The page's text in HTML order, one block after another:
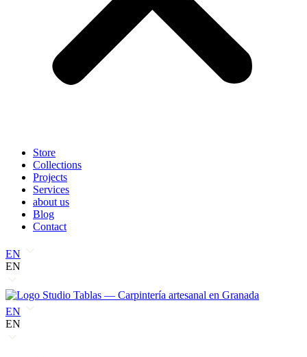
Store
Collections
Projects
Services
about us
Blog
Contact
EN
EN
EN
EN